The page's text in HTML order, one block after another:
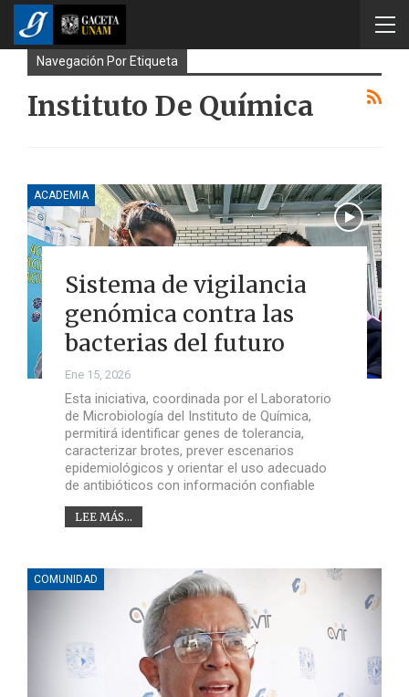
Navegación Por Etiqueta
Instituto De Química
ACADEMIA
Sistema de vigilancia
genómica contra las
bacterias del futuro
Ene 15, 2026
Esta iniciativa, coordinada por el Laboratorio
de Microbiología del Instituto de Química,
permitirá identificar genes de tolerancia,
caracterizar brotes, prever escenarios
epidemiológicos y orientar el uso adecuado
de antibióticos con información confiable
LEE MÁS...
COMUNIDAD